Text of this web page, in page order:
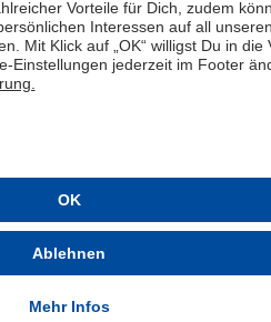
Infos
Impressum